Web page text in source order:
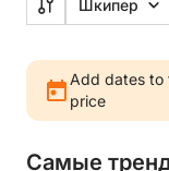
Шкипер
Add dates to
price
Самые